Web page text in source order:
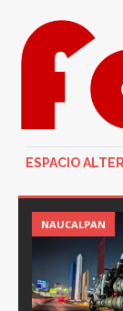
ESPACIO
NAUCALPAN